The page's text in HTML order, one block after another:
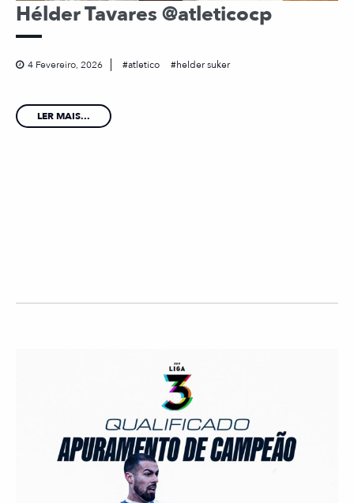
Hélder Tavares @atleticocp
4 Fevereiro, 2026 atletico helder suker
LER MAIS...